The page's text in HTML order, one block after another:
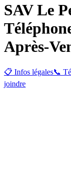
SAV Le
Après-
📋 Infos légales📞
joindre